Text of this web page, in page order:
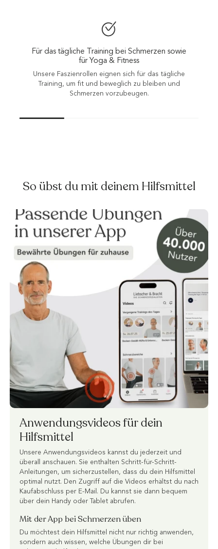
Für das tägliche Training bei Schmerzen sowie
für Yoga & Fitness
Unsere Faszienrollen eignen sich für das tägliche
Training, um fit und beweglich zu bleiben und
Schmerzen vorzubeugen.
So übst du mit deinem Hilfsmittel
Anwendungsvideos für dein
Hilfsmittel
Unsere Anwendungsvideos kannst du jederzeit und
überall anschauen. Sie enthalten Schritt-für-Schritt-
Anleitungen, um sicherzustellen, dass du dein Hilfsmittel
optimal nutzt. Den Zugriff auf die Videos erhältst du nach
Kaufabschluss per E-Mail. Du kannst sie dann bequem
über dein Handy oder Tablet abrufen.
Mit der App bei Schmerzen üben
Du möchtest dein Hilfsmittel nicht nur richtig anwenden,
sondern auch wissen, welche Übungen dir bei